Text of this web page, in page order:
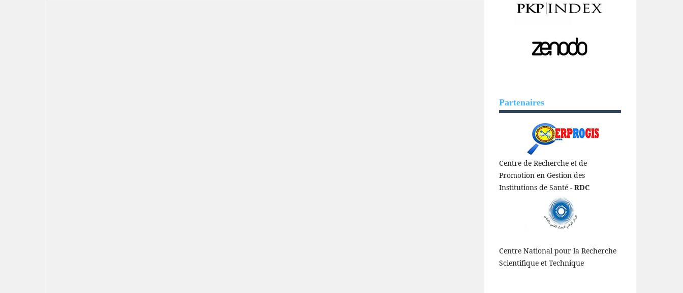
Partenaires
Centre de Recherche et de
Promotion en Gestion des
Institutions de Santé - RDC
Centre National pour la Recherche
Scientifique et Technique